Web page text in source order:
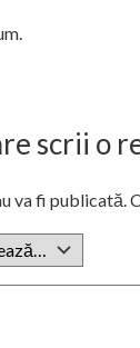
scrii o
va fi publicată.